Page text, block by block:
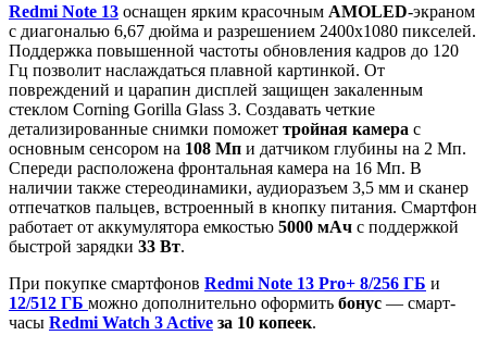
Redmi Note 13 оснащен ярким красочным AMOLED-экраном
с диагональю 6,67 дюйма и разрешением 2400х1080 пикселей.
Поддержка повышенной частоты обновления кадров до 120
Гц позволит наслаждаться плавной картинкой. От
повреждений и царапин дисплей защищен закаленным
стеклом Corning Gorilla Glass 3. Создавать четкие
детализированные снимки поможет тройная камера с
основным сенсором на 108 Мп и датчиком глубины на 2 Мп.
Спереди расположена фронтальная камера на 16 Мп. В
наличии также стереодинамики, аудиоразъем 3,5 мм и сканер
отпечатков пальцев, встроенный в кнопку питания. Смартфон
работает от аккумулятора емкостью 5000 мАч с поддержкой
быстрой зарядки 33 Вт.
При покупке смартфонов Redmi Note 13 Pro+ 8/256 ГБ и
12/512 ГБ можно дополнительно оформить бонус — смарт-
часы Redmi Watch 3 Active за 10 копеек.